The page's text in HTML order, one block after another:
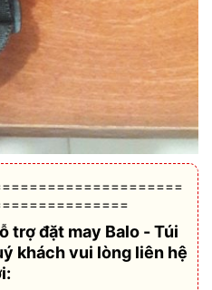
trợđặt may Balo - Túi
khách vui lòng liên hệ